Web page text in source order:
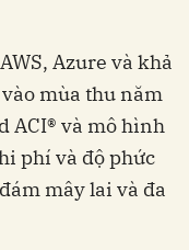
Azure và khả
mùa thu năm
ACI® và mô hình
phí và độ phức
mây lai và đa